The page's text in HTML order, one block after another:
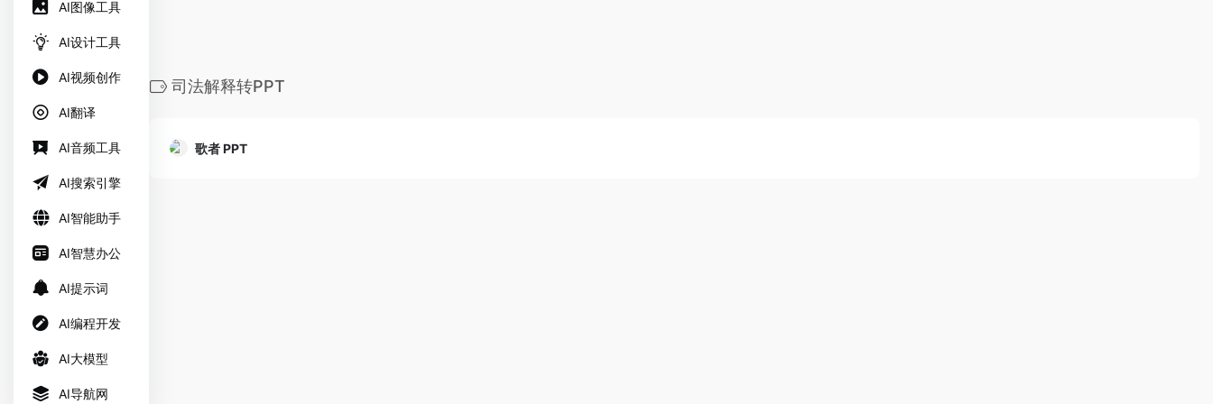
AI图像工具
AI设计工具
AI视频创作
AI翻译
AI音频工具
AI搜索引擎
AI智能助手
AI智慧办公
AI提示词
AI编程开发
AI大模型
AI导航网
司法解释转PPT
歌者 PPT